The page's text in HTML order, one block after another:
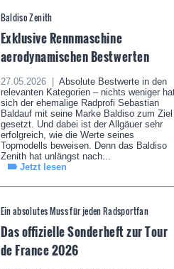
Baldiso Zenith
Exklusive Rennmaschine
aerodynamischen Bestwerten
27.05.2026 |
Absolute Bestwerte in den
relevanten Kategorien – nichts weniger
sich der ehemalige Radprofi Sebastian
Baldauf mit seine Marke Baldiso zum Ziel
gesetzt. Und dabei ist der Allgäuer sehr
erfolgreich, wie die Werte seines
Topmodells beweisen. Denn das Baldiso
Zenith hat unlängst nach...
Jetzt lesen
Ein absolutes Muss für jeden Radsportfan
Das offizielle Sonderheft zur Tour
de France 2026